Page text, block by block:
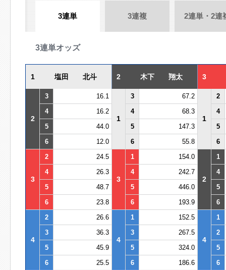
3連単 3連複 2連単・2連
3連単オッズ
1 塩田 北斗 2 木下 翔太 3
2
3 16.1
1
3 67.2
1
2
4
16.2 4 68.3
4
5
44.0 5 147.3
5
6
12.0 6 55.8 6
3
2 24.5
3
1 154.0
2
1
4
26.3 4 242.7
4
5
48.7 5 446.0
5
6
23.8 6 193.9 6
4
2 26.6
4
1 152.5
4
1
3
36.3 3 267.5
2
5
45.9 5 324.0
5
6
25.5 6 186.6 6